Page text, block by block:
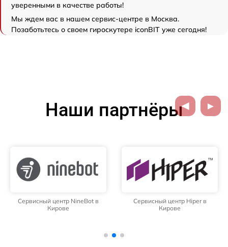
уверенными в качестве работы!
Мы ждем вас в нашем сервис-центре в Москва.
Позаботьтесь о своем гироскутере iconBIT уже сегодня!
Наши партнёры
Сервисный центр NineBot в
Кирове
Сервисный центр Hiper в
Кирове